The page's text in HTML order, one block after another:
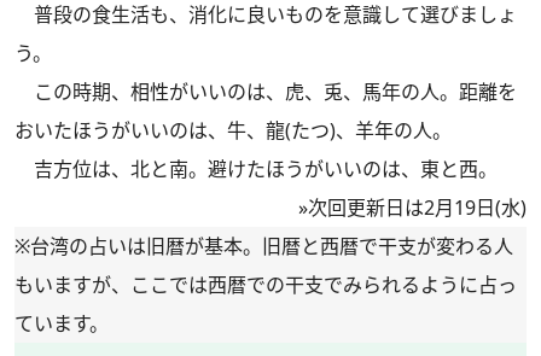
普段の食生活も、消化に良いものを意識して選びましょ
う。
この時期、相性がいいのは、虎、兎、馬年の人。距離を
おいたほうがいいのは、牛、龍(たつ)、羊年の人。
吉方位は、北と南。避けたほうがいいのは、東と西。
»次回更新日は2月19日(水)
※台湾の占いは旧暦が基本。旧暦と西暦で干支が変わる人
もいますが、ここでは西暦での干支でみられるように占っ
ています。